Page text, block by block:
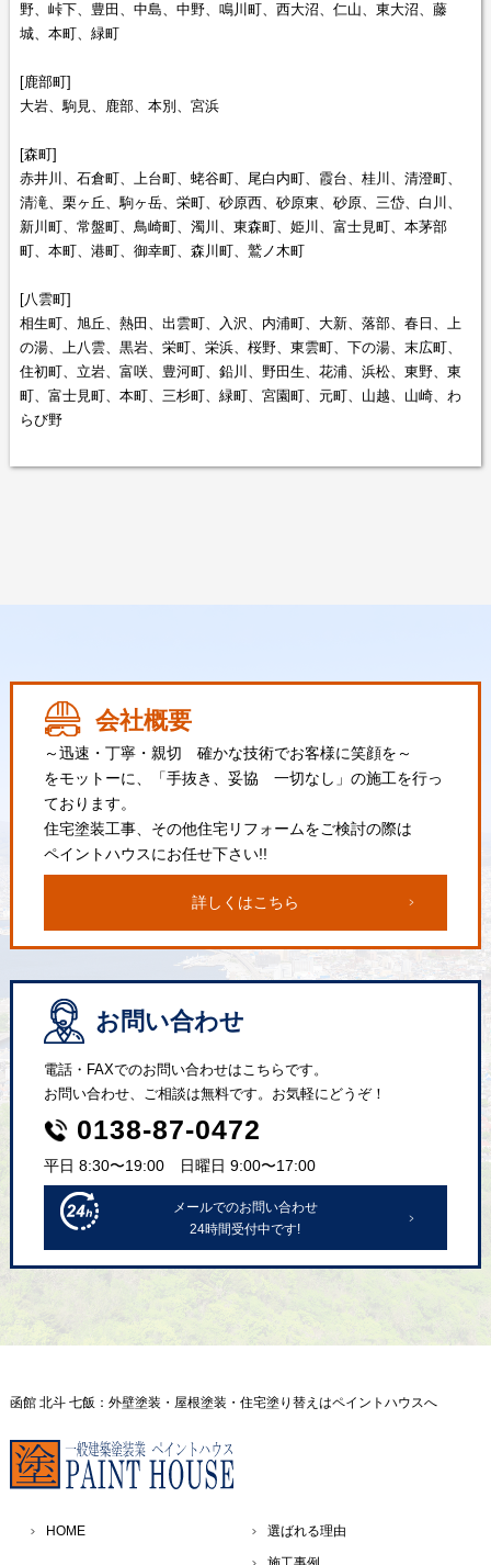
野、峠下、豊田、中島、中野、鳴川町、西大沼、仁山、東大沼、藤
城、本町、緑町
[鹿部町]
大岩、駒見、鹿部、本別、宮浜
[森町]
赤井川、石倉町、上台町、蛯谷町、尾白内町、霞台、桂川、清澄町、
清滝、栗ヶ丘、駒ヶ岳、栄町、砂原西、砂原東、砂原、三岱、白川、
新川町、常盤町、鳥崎町、濁川、東森町、姫川、富士見町、本茅部
町、本町、港町、御幸町、森川町、鷲ノ木町
[八雲町]
相生町、旭丘、熱田、出雲町、入沢、内浦町、大新、落部、春日、上
の湯、上八雲、黒岩、栄町、栄浜、桜野、東雲町、下の湯、末広町、
住初町、立岩、富咲、豊河町、鉛川、野田生、花浦、浜松、東野、東
町、富士見町、本町、三杉町、緑町、宮園町、元町、山越、山崎、わ
らび野
会社概要
～迅速・丁寧・親切 確かな技術でお客様に笑顔を～
をモットーに、「手抜き、妥協 一切なし」の施工を行っ
ております。
住宅塗装工事、その他住宅リフォームをご検討の際は
ペイントハウスにお任せ下さい!!
詳しくはこちら
お問い合わせ
電話・FAXでのお問い合わせはこちらです。
お問い合わせ、ご相談は無料です。お気軽にどうぞ！
0138-87-0472
平日 8:30〜19:00 日曜日 9:00〜17:00
メールでのお問い合わせ
24時間受付中です!
函館 北斗 七飯：外壁塗装・屋根塗装・住宅塗り替えはペイントハウスへ
HOME 選ばれる理由